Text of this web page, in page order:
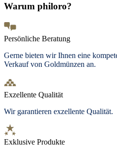
Warum philoro?
Persönliche Beratung
Gerne bieten wir Ihnen eine
Verkauf von Goldmünzen an.
Exzellente Qualität
Wir garantieren exzellente Qualität.
Exklusive Produkte